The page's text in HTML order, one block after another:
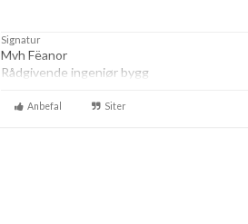
Signatur
Mvh Fëanor
Rådgivende ingeniør bygg
Anbefal Siter